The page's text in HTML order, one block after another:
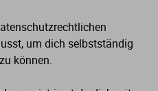
um dich selbstständig
können.